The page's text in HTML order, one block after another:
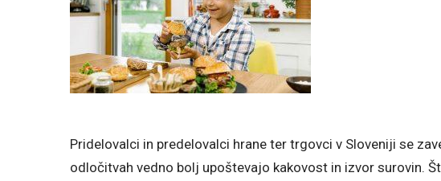
Pridelovalci in predelovalci hrane ter trgovci v Sloveniji se
odločitvah vedno bolj upoštevajo kakovost in izvor surovin.